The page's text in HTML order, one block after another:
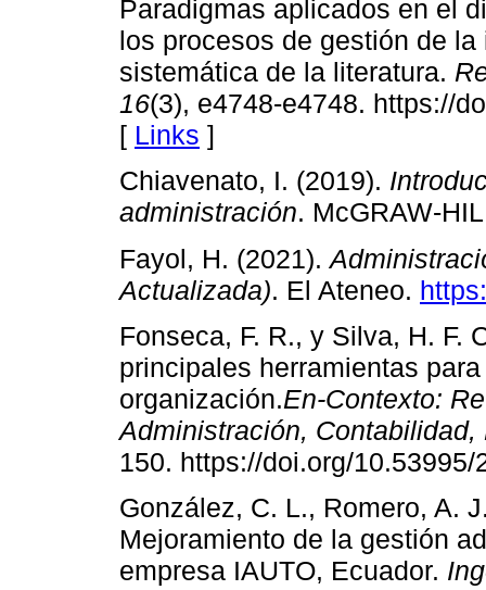
Paradigmas aplicados en el
los procesos de gestión de
sistemática de la literatura.
16(3), e4748-e4748. https://
[ Links ]
Chiavenato, I. (2019).
administración. McGRAW-
Fayol, H. (2021).
Actualizada). El Ateneo.
Fonseca, F. R., y Silva, H. F.
principales herramientas
organización.En-Contexto:
Administración,
150. https://doi.org/
González, C. L., Romero, A.
Mejoramiento de la gestión
empresa IAUTO, Ecuador.